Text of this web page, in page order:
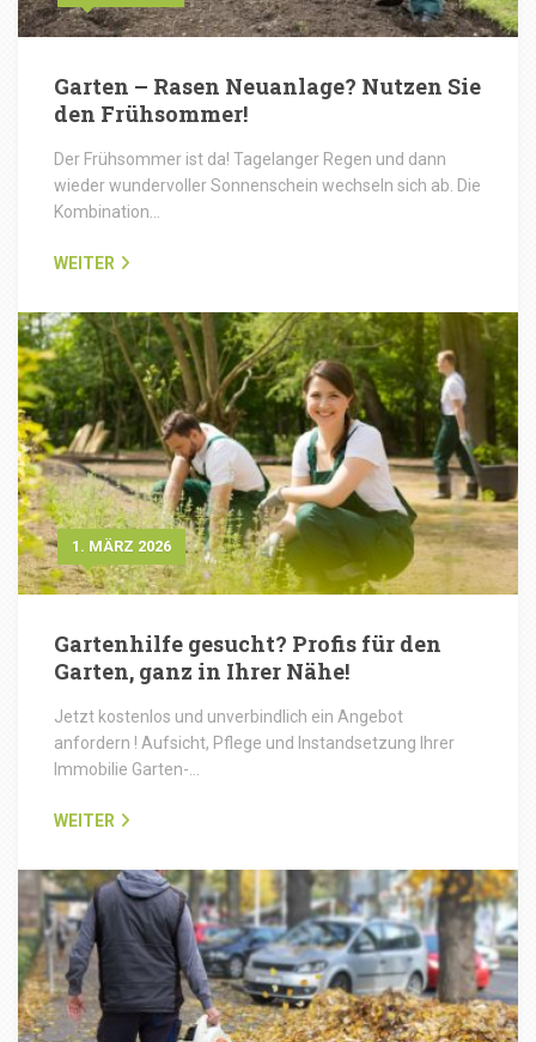
Garten – Rasen Neuanlage? Nutzen Sie
den Frühsommer!
Der Frühsommer ist da! Tagelanger Regen und dann
wieder wundervoller Sonnenschein wechseln sich ab. Die
Kombination…
WEITER
1. MÄRZ 2026
Gartenhilfe gesucht? Profis für den
Garten, ganz in Ihrer Nähe!
Jetzt kostenlos und unverbindlich ein Angebot
anfordern ! Aufsicht, Pflege und Instandsetzung Ihrer
Immobilie Garten-…
WEITER